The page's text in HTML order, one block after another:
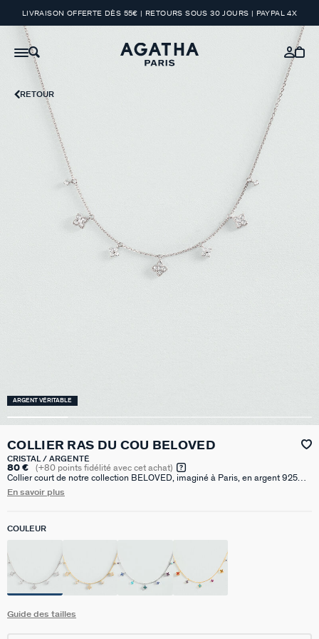
LIVRAISON OFFERTE DÈS 55€ | RETOURS SOUS 30 JOURS | PAYPAL 4X
RETOUR
ARGENT VÉRITABLE
COLLIER RAS DU COU BELOVED
CRISTAL / ARGENTÉ
80 € (+80 points fidélité avec cet achat)
Collier court de notre collection BELOVED, imaginé à Paris, en argent 925
rhodié, avec des fleurs d'oxydes de zirconium en pampille et un fin graineti
En savoir plus
COULEUR
Guide des tailles